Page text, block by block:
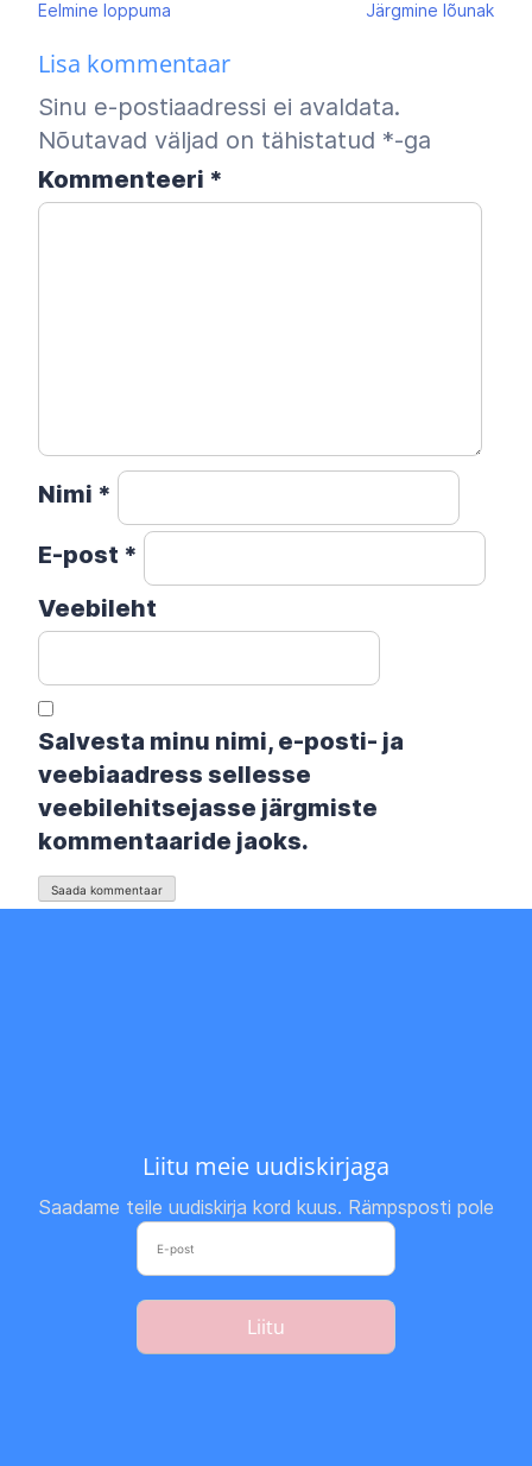
Navigeerimine
Eelmine loppuma Järgmine lõunak
Lisa kommentaar
Sinu e-postiaadressi ei avaldata.
Nõutavad väljad on tähistatud *-ga
Kommenteeri *
Nimi *
E-post *
Veebileht
Salvesta minu nimi, e-posti- ja
veebiaadress sellesse
veebilehitsejasse järgmiste
kommentaaride jaoks.
Liitu meie uudiskirjaga
Saadame teile uudiskirja kord kuus. Rämpsposti pole
Liitu